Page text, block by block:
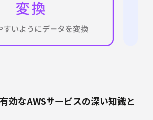
効なAWSサービスの深い知識と